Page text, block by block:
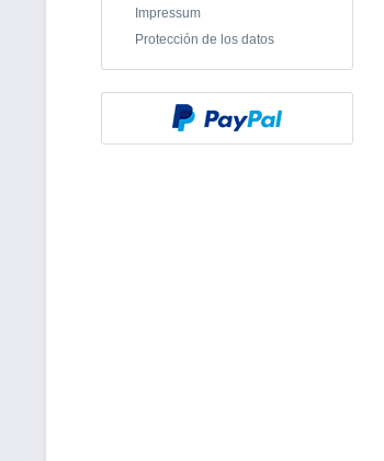
Impressum
Protección de los datos